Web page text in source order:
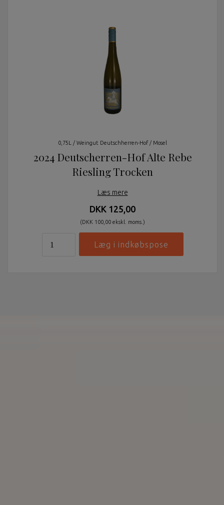
0,75L / Weingut Deutschherren-Hof / Mosel
2024 Deutscherren-Hof Alte Rebe
Riesling Trocken
Læs mere
DKK 125,00
(DKK 100,00 ekskl. moms.)